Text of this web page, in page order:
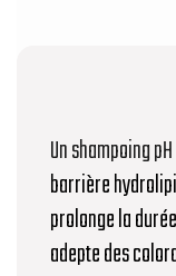
Un shampoing
barrière
prolonge la
adepte des